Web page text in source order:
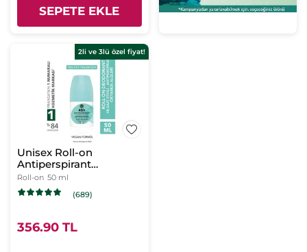
SEPETE EKLE
2li ve 3lü özel fiyat!
Unisex Roll-on
Antiperspirant
Deodorant - Okyanus
Algleri
Roll-on 50 ml
(689)
356.90 TL